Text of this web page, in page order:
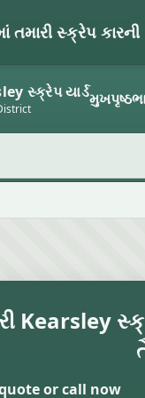
તમારી સ્ક્રેપ
સ્ક્રેપ યાર્ડમુખપૃષ્ઠ
Kearsley
or call now